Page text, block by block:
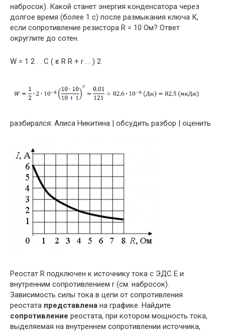
набросок). Какой станет энергия конденсатора через
долгое время (более 1 с) после размыкания ключа К,
если сопротивление резистора R = 10 Ом? Ответ
округлите до сотен.
W = 1 2 . . C ( ε R R + r . . ) 2
pазбирался: Алиса Никитина | обсудить разбор | оценить
Реостат R подключен к источнику тока с ЭДС E и
внутренним сопротивлением r (см. набросок).
Зависимость силы тока в цепи от сопротивления
реостата представлена на графике. Найдите
сопротивление реостата, при котором мощность тока,
выделяемая на внутреннем сопротивлении источника,